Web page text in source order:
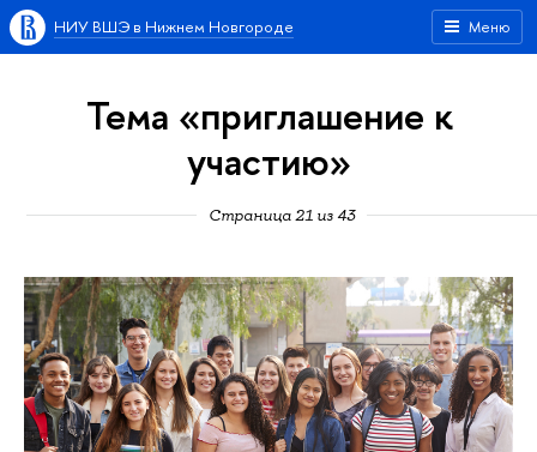
Меню
НИУ ВШЭ в Нижнем Новгороде
Тема «приглашение к
участию»
Страница 21 из 43